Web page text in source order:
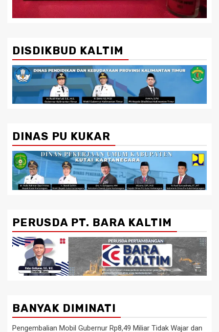
DISDIKBUD KALTIM
DINAS PU KUKAR
PERUSDA PT. BARA KALTIM
BANYAK DIMINATI
Pengembalian Mobil Gubernur Rp8,49 Miliar Tidak Wajar dan